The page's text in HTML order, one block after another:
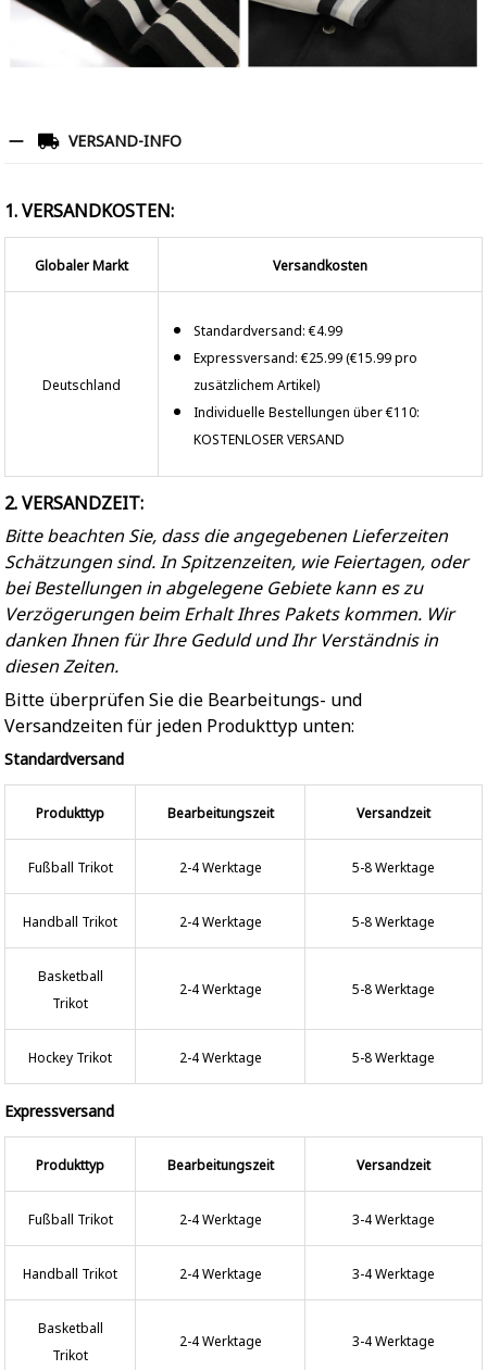
VERSAND-INFO
1. VERSANDKOSTEN:
Globaler Markt Versandkosten
Deutschland
Standardversand: €4.99
Expressversand: €25.99 (€15.99 pro
zusätzlichem Artikel)
Individuelle Bestellungen über €110:
KOSTENLOSER VERSAND
2. VERSANDZEIT:
Bitte beachten Sie, dass die angegebenen Lieferzeiten
Schätzungen sind. In Spitzenzeiten, wie Feiertagen, oder
bei Bestellungen in abgelegene Gebiete kann es zu
Verzögerungen beim Erhalt Ihres Pakets kommen. Wir
danken Ihnen für Ihre Geduld und Ihr Verständnis in
diesen Zeiten.
Bitte überprüfen Sie die Bearbeitungs- und
Versandzeiten für jeden Produkttyp unten:
Standardversand
Produkttyp Bearbeitungszeit Versandzeit
Fußball Trikot 2-4 Werktage 5-8 Werktage
Handball Trikot 2-4 Werktage 5-8 Werktage
Basketball
Trikot
2-4 Werktage 5-8 Werktage
Hockey Trikot 2-4 Werktage 5-8 Werktage
Expressversand
Produkttyp Bearbeitungszeit Versandzeit
Fußball Trikot 2-4 Werktage 3-4 Werktage
Handball Trikot 2-4 Werktage 3-4 Werktage
Basketball
Trikot
2-4 Werktage 3-4 Werktage